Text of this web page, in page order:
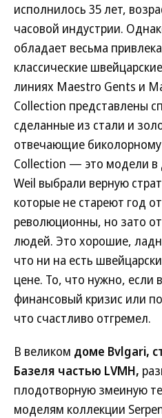
исполнилось 35 лет,
часовой индустрии.
обладает весьма
классические
линиях Maestro Gents и
Collection представлены
сделанные из стали и
отвечающие биколорному
Collection — это модели в
Weil выбрали верную
которые не стареют год
революционны, но зато
людей. Это хорошие,
что ни на есть
цене. То, что нужно, если
финансовый кризис или
что счастливо отгремел.
В великом доме Bvlgari,
Базеля частью LVMH,
плодотворную змеиную
моделям коллекции